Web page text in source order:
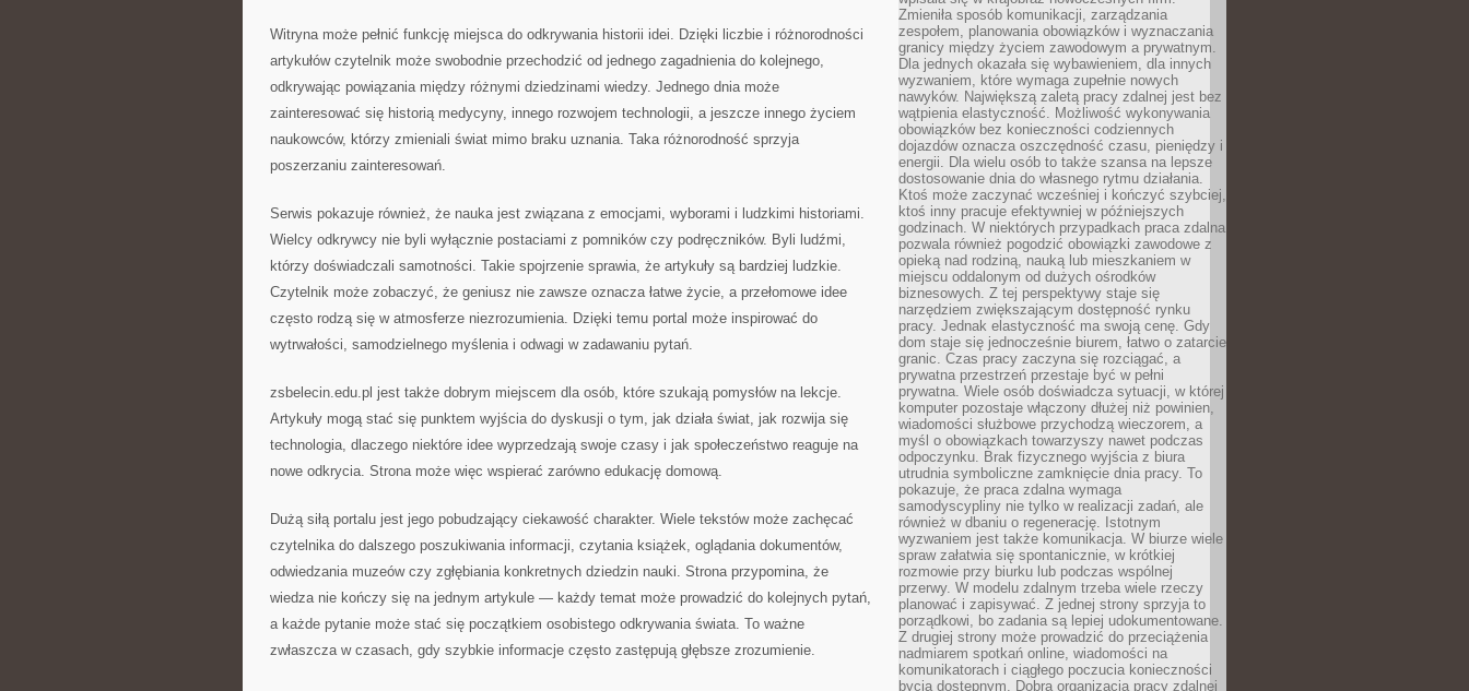
Witryna może pełnić funkcję miejsca do odkrywania historii idei. Dzięki liczbie i różnorodności
artykułów czytelnik może swobodnie przechodzić od jednego zagadnienia do kolejnego,
odkrywając powiązania między różnymi dziedzinami wiedzy. Jednego dnia może
zainteresować się historią medycyny, innego rozwojem technologii, a jeszcze innego życiem
naukowców, którzy zmieniali świat mimo braku uznania. Taka różnorodność sprzyja
poszerzaniu zainteresowań.
Serwis pokazuje również, że nauka jest związana z emocjami, wyborami i ludzkimi historiami.
Wielcy odkrywcy nie byli wyłącznie postaciami z pomników czy podręczników. Byli ludźmi,
którzy doświadczali samotności. Takie spojrzenie sprawia, że artykuły są bardziej ludzkie.
Czytelnik może zobaczyć, że geniusz nie zawsze oznacza łatwe życie, a przełomowe idee
często rodzą się w atmosferze niezrozumienia. Dzięki temu portal może inspirować do
wytrwałości, samodzielnego myślenia i odwagi w zadawaniu pytań.
zsbelecin.edu.pl jest także dobrym miejscem dla osób, które szukają pomysłów na lekcje.
Artykuły mogą stać się punktem wyjścia do dyskusji o tym, jak działa świat, jak rozwija się
technologia, dlaczego niektóre idee wyprzedzają swoje czasy i jak społeczeństwo reaguje na
nowe odkrycia. Strona może więc wspierać zarówno edukację domową.
Dużą siłą portalu jest jego pobudzający ciekawość charakter. Wiele tekstów może zachęcać
czytelnika do dalszego poszukiwania informacji, czytania książek, oglądania dokumentów,
odwiedzania muzeów czy zgłębiania konkretnych dziedzin nauki. Strona przypomina, że
wiedza nie kończy się na jednym artykule — każdy temat może prowadzić do kolejnych pytań,
a każde pytanie może stać się początkiem osobistego odkrywania świata. To ważne
zwłaszcza w czasach, gdy szybkie informacje często zastępują głębsze zrozumienie.
Zmieniła sposób komunikacji, zarządzania
zespołem, planowania obowiązków i wyznaczania
granicy między życiem zawodowym a prywatnym.
Dla jednych okazała się wybawieniem, dla innych
wyzwaniem, które wymaga zupełnie nowych
nawyków. Największą zaletą pracy zdalnej jest bez
wątpienia elastyczność. Możliwość wykonywania
obowiązków bez konieczności codziennych
dojazdów oznacza oszczędność czasu, pieniędzy i
energii. Dla wielu osób to także szansa na lepsze
dostosowanie dnia do własnego rytmu działania.
Ktoś może zaczynać wcześniej i kończyć szybciej,
ktoś inny pracuje efektywniej w późniejszych
godzinach. W niektórych przypadkach praca zdalna
pozwala również pogodzić obowiązki zawodowe z
opieką nad rodziną, nauką lub mieszkaniem w
miejscu oddalonym od dużych ośrodków
biznesowych. Z tej perspektywy staje się
narzędziem zwiększającym dostępność rynku
pracy. Jednak elastyczność ma swoją cenę. Gdy
dom staje się jednocześnie biurem, łatwo o zatarcie
granic. Czas pracy zaczyna się rozciągać, a
prywatna przestrzeń przestaje być w pełni
prywatna. Wiele osób doświadcza sytuacji, w której
komputer pozostaje włączony dłużej niż powinien,
wiadomości służbowe przychodzą wieczorem, a
myśl o obowiązkach towarzyszy nawet podczas
odpoczynku. Brak fizycznego wyjścia z biura
utrudnia symboliczne zamknięcie dnia pracy. To
pokazuje, że praca zdalna wymaga
samodyscypliny nie tylko w realizacji zadań, ale
również w dbaniu o regenerację. Istotnym
wyzwaniem jest także komunikacja. W biurze wiele
spraw załatwia się spontanicznie, w krótkiej
rozmowie przy biurku lub podczas wspólnej
przerwy. W modelu zdalnym trzeba wiele rzeczy
planować i zapisywać. Z jednej strony sprzyja to
porządkowi, bo zadania są lepiej udokumentowane.
Z drugiej strony może prowadzić do przeciążenia
nadmiarem spotkań online, wiadomości na
komunikatorach i ciągłego poczucia konieczności
bycia dostępnym. Dobra organizacja pracy zdalnej